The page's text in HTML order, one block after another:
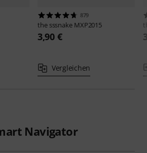
879
the sssnake MXP2015
3,90 €
Vergleichen
Navigator